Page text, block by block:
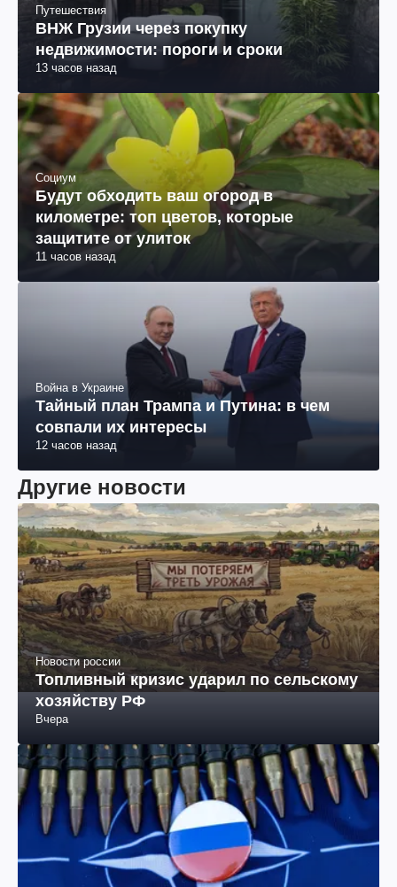
Путешествия
ВНЖ Грузии через покупку
недвижимости: пороги и сроки
13 часов назад
Социум
Будут обходить ваш огород в
километре: топ цветов, которые
защитите от улиток
11 часов назад
Война в Украине
Тайный план Трампа и Путина: в чем
совпали их интересы
12 часов назад
Другие новости
Новости россии
Топливный кризис ударил по сельскому
хозяйству РФ
Вчера